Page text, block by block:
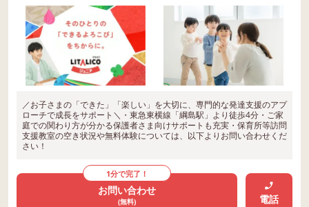
／お子さまの「できた」「楽しい」を大切に、専門的な発達支援のアプ
ローチで成長をサポート＼・東急東横線「綱島駅」より徒歩4分・ご家
庭での関わり方が分かる保護者さま向けサポートも充実・保育所等訪問
支援教室の空き状況や無料体験については、以下よりお問い合わせくだ
さい！
1分で完了！
お問い合わせ
(無料) 電話